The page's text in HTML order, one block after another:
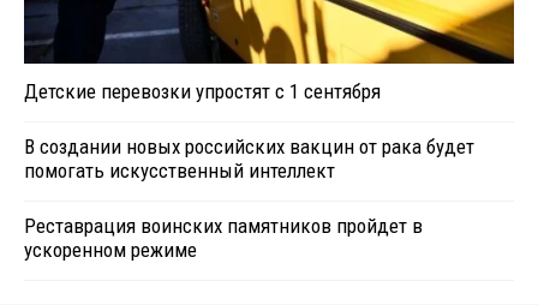
Детские перевозки упростят с 1 сентября
В создании новых российских вакцин от рака будет
помогать искусственный интеллект
Реставрация воинских памятников пройдет в
ускоренном режиме